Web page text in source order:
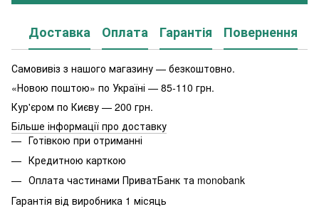
Доставка Оплата Гарантія Повернення
Самовивіз з нашого магазину — безкоштовно.
«Новою поштою» по Україні — 85-110 грн.
Кур'єром по Києву — 200 грн.
Більше інформації про доставку
Готівкою при отриманні
Кредитною карткою
Оплата частинами ПриватБанк та monobank
Гарантія від виробника 1 місяць